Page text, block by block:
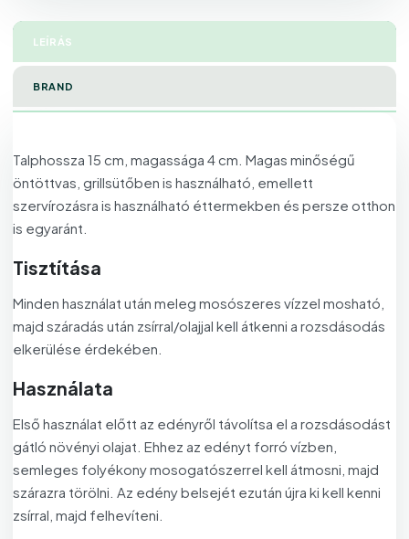
LEÍRÁS
BRAND
Talphossza 15 cm, magassága 4 cm. Magas minőségű
öntöttvas, grillsütőben is használható, emellett
szervírozásra is használható éttermekben és persze otthon
is egyaránt.
Tisztítása
Minden használat után meleg mosószeres vízzel mosható,
majd száradás után zsírral/olajjal kell átkenni a rozsdásodás
elkerülése érdekében.
Használata
Első használat előtt az edényről távolítsa el a rozsdásodást
gátló növényi olajat. Ehhez az edényt forró vízben,
semleges folyékony mosogatószerrel kell átmosni, majd
szárazra törölni. Az edény belsejét ezután újra ki kell kenni
zsírral, majd felhevíteni.